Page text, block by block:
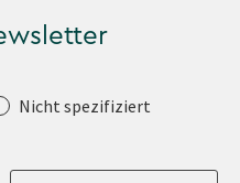
Nicht spezifiziert